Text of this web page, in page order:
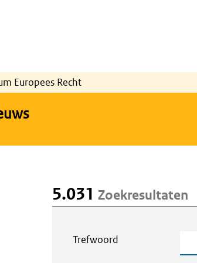
Europees Recht
5.031 Zoekresultaten
Trefwoord